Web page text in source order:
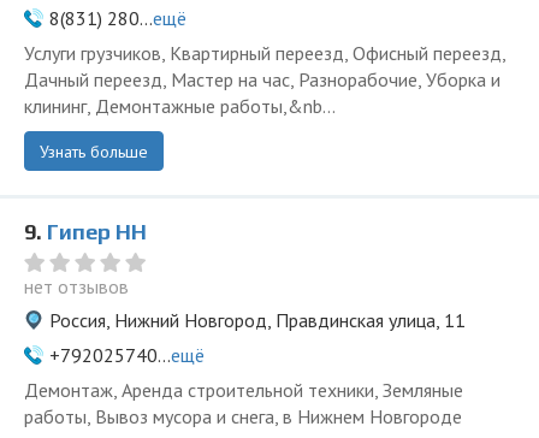
8(831) 280...ещё
Услуги грузчиков, Квартирный переезд, Офисный переезд,
Дачный переезд, Мастер на час, Разнорабочие, Уборка и
клининг, Демонтажные работы,&nb...
Узнать больше
9. Гипер НН
нет отзывов
Россия, Нижний Новгород, Правдинская улица, 11
+792025740...ещё
Демонтаж, Аренда строительной техники, Земляные
работы, Вывоз мусора и снега, в Нижнем Новгороде